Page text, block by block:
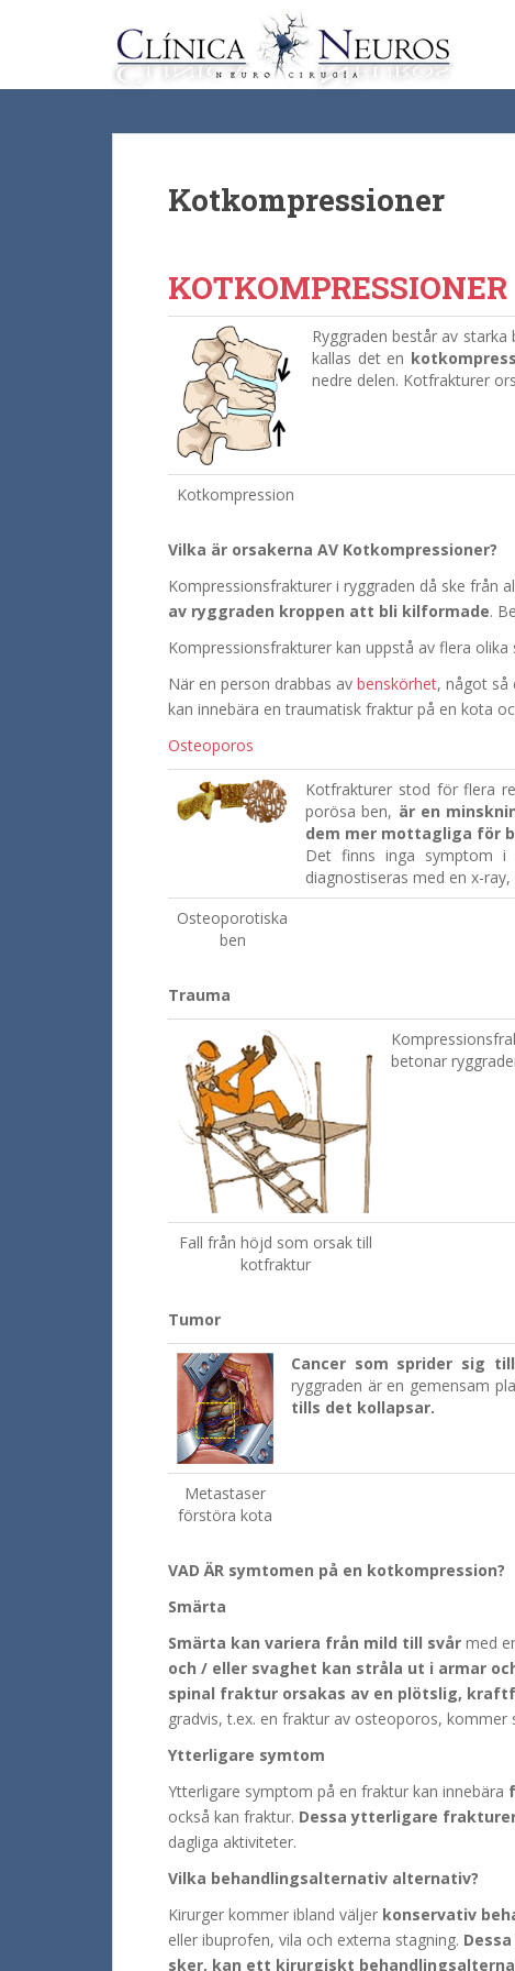
p
Kotkompressioner
KOTKOMPRESSIONER
Ryggraden består av
kallas det en
nedre delen. Kotfrakturer
Kotkompression
Vilka är orsakerna AV Kotkompressioner?
Kompressionsfrakturer i ryggraden då ske från
av ryggraden kroppen att bli kilformade.
Kompressionsfrakturer kan uppstå av flera
När en person drabbas av benskörhet, något så
kan innebära en traumatisk fraktur på en kota
Osteoporos
Kotfrakturer stod för flera
porösa ben, är en
dem mer mottagliga för
Det finns inga symptom i
diagnostiseras med en x-
Osteoporotiska
ben
Trauma
betonar
Fall från höjd som orsak till
kotfraktur
Tumor
Cancer som sprider sig
ryggraden är en gemensam
tills det kollapsar.
Metastaser
förstöra kota
VAD ÄR symtomen på en kotkompression?
Smärta
Smärta kan variera från mild till svår med
och / eller svaghet kan stråla ut i armar
spinal fraktur orsakas av en plötslig,
gradvis, t.ex. en fraktur av osteoporos,
Ytterligare symtom
Ytterligare symptom på en fraktur kan innebära
också kan fraktur. Dessa ytterligare
dagliga aktiviteter.
Vilka behandlingsalternativ alternativ?
Kirurger kommer ibland väljer konservativ
eller ibuprofen, vila och externa stagning.
sker, kan ett kirurgiskt